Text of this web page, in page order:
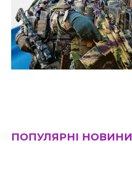
ПОПУЛЯРНІ НОВИНИ